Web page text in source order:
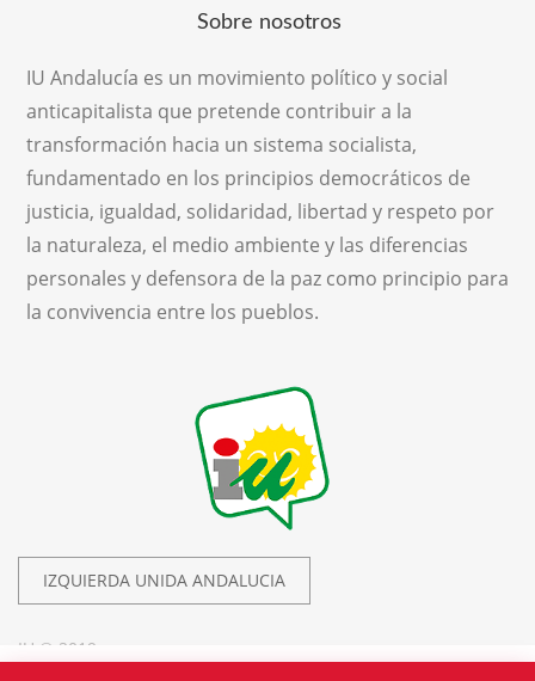
Sobre nosotros
IU Andalucía es un movimiento político y social
anticapitalista que pretende contribuir a la
transformación hacia un sistema socialista,
fundamentado en los principios democráticos de
justicia, igualdad, solidaridad, libertad y respeto por
la naturaleza, el medio ambiente y las diferencias
personales y defensora de la paz como principio para
la convivencia entre los pueblos.
IZQUIERDA UNIDA ANDALUCIA
IU © 2019.